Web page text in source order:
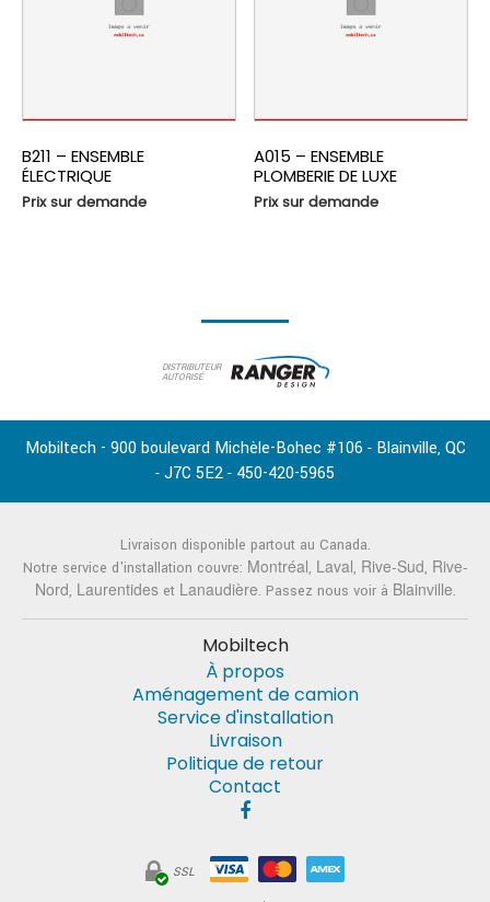
B211 – ENSEMBLE
ÉLECTRIQUE
Prix sur demande
A015 – ENSEMBLE
PLOMBERIE DE LUXE
Prix sur demande
DISTRIBUTEUR
AUTORISÉ
Mobiltech - 900 boulevard Michèle-Bohec #106 - Blainville, QC
- J7C 5E2 - 450-420-5965
Livraison disponible partout au Canada.
Notre service d'installation couvre: Montréal, Laval, Rive-Sud, Rive-
Nord, Laurentideset Lanaudière. Passez nous voir à Blainville.
Mobiltech
À propos
Aménagement de camion
Service d'installation
Livraison
Politique de retour
Contact
SSL